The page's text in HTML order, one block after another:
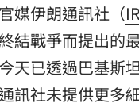
媒伊朗通訊社（
結戰爭而提出的
天已透過巴基斯
訊社未提供更多